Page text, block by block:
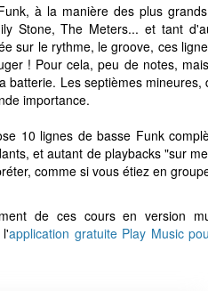
à la manière des plus
Stone, The Meters... et tant
sur le rythme, le groove, ces
! Pour cela, peu de notes,
batterie. Les septièmes mineures,
importance.
10 lignes de basse Funk
et autant de playbacks "sur
comme si vous étiez en
de ces cours en version
application gratuite Play Music